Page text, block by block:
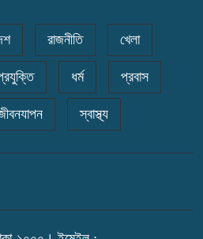
রাজনীতি খেলা
ধর্ম প্রবাস
স্বাস্থ্য